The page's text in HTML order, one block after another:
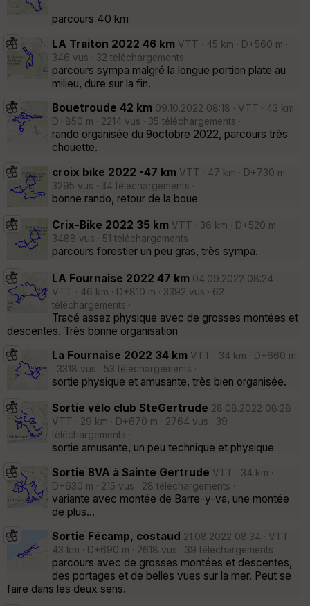
·
parcours 40 km
LA Traiton 2022 46 km VTT · 45 km · D+560 m ·
346 vus · 32 téléchargements ·
parcours sympa malgré la longue portion plate au
milieu, dure sur la fin.
Bouetroude 42 km 09.10.2022 08:18 · VTT · 43 km ·
D+850 m · 2214 vus · 35 téléchargements ·
rando organisée du 9octobre 2022, parcours très
chouette.
croix bike 2022 -47 km VTT · 47 km · D+730 m ·
3295 vus · 34 téléchargements ·
bonne rando, retour de la boue
Crix-Bike 2022 35 km VTT · 36 km · D+520 m ·
3488 vus · 51 téléchargements ·
parcours forestier un peu gras, très sympa.
LA Fournaise 2022 47 km 04.09.2022 08:24 ·
VTT · 46 km · D+810 m · 3392 vus · 62
téléchargements ·
Tracé assez physique avec de grosses montées et
descentes. Très bonne organisation
La Fournaise 2022 34 km VTT · 34 km · D+660 m
· 3318 vus · 53 téléchargements ·
sortie physique et amusante, très bien organisée.
Sortie vélo club SteGertrude 28.08.2022 08:28 ·
VTT · 29 km · D+670 m · 2764 vus · 39
téléchargements ·
sortie amusante, un peu technique et physique
Sortie BVA à Sainte Gertrude VTT · 34 km ·
D+630 m · 215 vus · 28 téléchargements ·
variante avec montée de Barre-y-va, une montée
de plus...
Sortie Fécamp, costaud 21.08.2022 08:34 · VTT ·
43 km · D+690 m · 2618 vus · 39 téléchargements ·
parcours avec de grosses montées et descentes,
des portages et de belles vues sur la mer. Peut se
faire dans les deux sens.